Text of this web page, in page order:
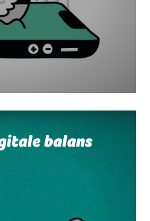
balans